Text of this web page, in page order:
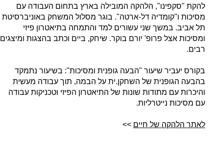
להקת "סקפינו", הלהקה המובילה בארץ בתחום העבודה עם
מסיכות ו"קומדיה דל-ארטה". בוגר מסלול המשחק באוניברסיטת
תל אביב. במשך שני עשורים למד והתמחה בתיאטרון פיזי
ומסיכות אצל פרופ' יורם בוקר. שיחק, ביים וכתב בהצגות ומיצגים
רבים.
בקורס יעביר שיעור "הבעה גופנית ומסיכות": בשיעור נתמקד
בהבעה הגופנית של השחקן.ית על הבמה, תוך עבודה מעשית
והיכרות עם מתודות שונות של התיאטרון הפיזי וטכניקות עבודה
עם מסיכות נייטרליות.
לאתר הלהקה של חיים >>